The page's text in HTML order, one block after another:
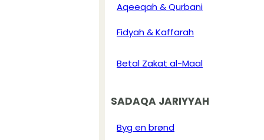
Aqeeqah & Qurbani
Fidyah & Kaffarah
Betal Zakat al-Maal
SADAQA JARIYYAH
Byg en brønd